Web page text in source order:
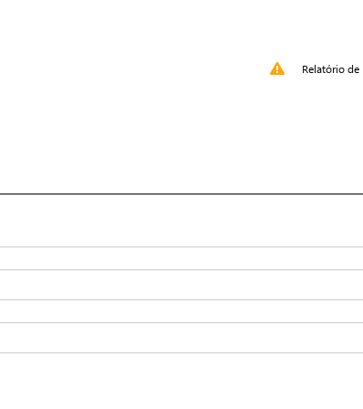
Relatório de